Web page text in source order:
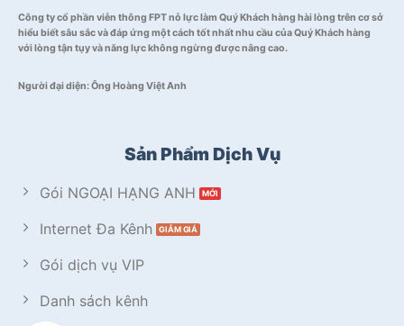
Công ty cổ phần viễn thông FPT nỗ lực làm Quý Khách hàng hài lòng trên cơ sở
hiểu biết sâu sắc và đáp ứng một cách tốt nhất nhu cầu của Quý Khách hàng
với lòng tận tụy và năng lực không ngừng được nâng cao.
Người đại diện: Ông Hoàng Việt Anh
Sản Phẩm Dịch Vụ
Gói NGOẠI HẠNG ANH
Internet Đa Kênh
Gói dịch vụ VIP
Danh sách kênh